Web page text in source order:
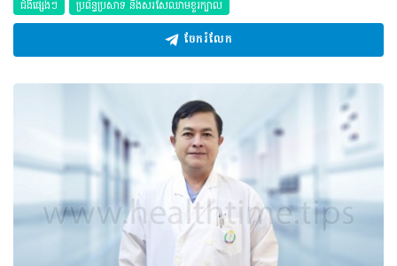
ជំងឺផ្សេងៗ ប្រព័ន្ធប្រសាទ និងសរសៃឈាមខួរក្បាល
ចែករំលែក